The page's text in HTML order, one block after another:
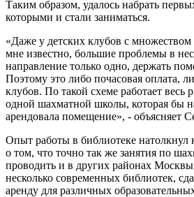
Таким образом, удалось набрать
которыми и стали заниматься.
«Даже у детских клубов с множеством
мне известно, большие проблемы в
направление только одно, держать
Поэтому это либо почасовая оплата,
клубов. По такой схеме работает
одной шахматной школы, которая бы
арендовала помещение», - объясняет
Опыт работы в библиотеке натолкнул
о том, что точно так же занятия по
проводить и в других районах
несколько современных библиотек,
аренду для различных